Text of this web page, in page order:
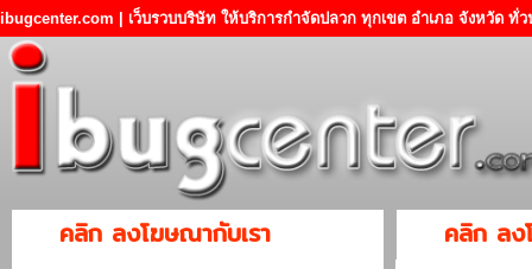
ibugcenter.com | เว็บรวบบริษัท ให้บริการกำจัดปลวก ทุกเขต อำเภอ จังหวัด ทั่
คลิก ลงโฆษณากับเรา คลิก ลง